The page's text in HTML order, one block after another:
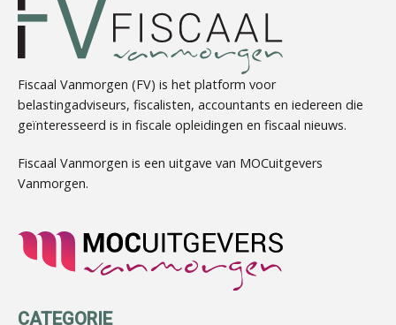
Kirsten Kievit
Albert Heeling
Fiscaal Vanmorgen (FV) is het platform voor
belastingadviseurs, fiscalisten, accountants en iedereen die
geïnteresseerd is in fiscale opleidingen en fiscaal nieuws.
Fiscaal Vanmorgen is een uitgave van MOCuitgevers
Vanmorgen.
CATEGORIE